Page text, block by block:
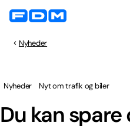
Nyheder
Du kan
Nyheder Nyt om trafik og biler